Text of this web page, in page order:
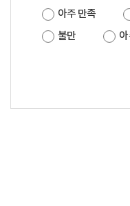
아주 만족
불만